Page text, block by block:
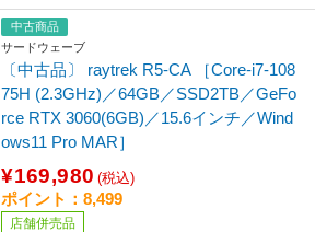
中古商品
サードウェーブ
〔中古品〕 raytrek R5-CA ［Core-i7-108
75H (2.3GHz)／64GB／SSD2TB／GeFo
rce RTX 3060(6GB)／15.6インチ／Wind
ows11 Pro MAR］
¥169,980 (税込)
ポイント：8,499
店舗併売品